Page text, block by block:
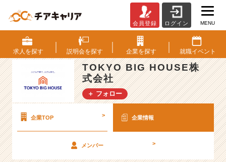
O
K
Y
O
B
I
G
U
S
会員登録 ログイン MENU
求人を探す 説明会を探す 企業を探す 就職イベント
TOKYO BIG HOUSE株
式会社
＋ フォロー
企業TOP > 企業情報
メンバー >